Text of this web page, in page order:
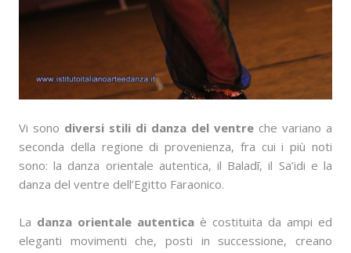
Vi sono diversi stili di danza del ventre che variano a
seconda della regione di provenienza, fra cui i più noti
sono: la danza orientale autentica, il Baladī, il Sa’idi e la
danza del ventre dell’Egitto Faraonico.
La danza orientale autentica è costituita da ampi ed
eleganti movimenti che, posti in successione, creano